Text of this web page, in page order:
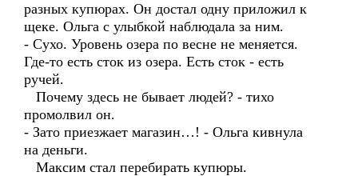
разных купюрах. Он достал одну приложил к
щеке. Ольга с улыбкой наблюдала за ним.
- Сухо. Уровень озера по весне не меняется.
Где-то есть сток из озера. Есть сток - есть
ручей.
Почему здесь не бывает людей? - тихо
промолвил он.
- Зато приезжает магазин…! - Ольга кивнула
на деньги.
Максим стал перебирать купюры.